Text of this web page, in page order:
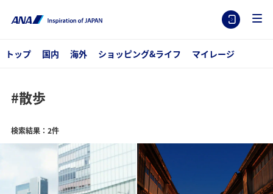
トップ 国内 海外 ショッピング&ライフ マイレージ
#散歩
検索結果：2件